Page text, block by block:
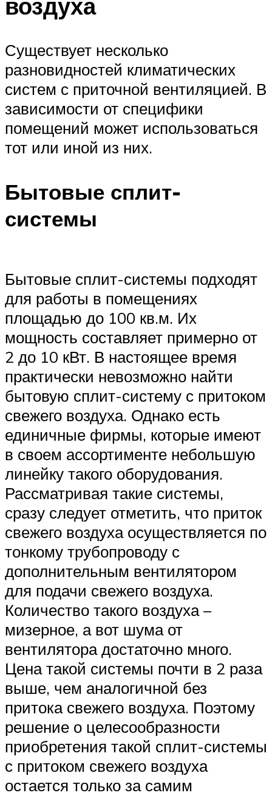
Существует несколько
разновидностей климатических
систем с приточной вентиляцией. В
зависимости от специфики
помещений может использоваться
тот или иной из них.
Бытовые сплит-
системы
Бытовые сплит-системы подходят
для работы в помещениях
площадью до 100 кв.м. Их
мощность составляет примерно от
2 до 10 кВт. В настоящее время
практически невозможно найти
бытовую сплит-систему с притоком
свежего воздуха. Однако есть
единичные фирмы, которые имеют
в своем ассортименте небольшую
линейку такого оборудования.
Рассматривая такие системы,
сразу следует отметить, что приток
свежего воздуха осуществляется по
тонкому трубопроводу с
дополнительным вентилятором
для подачи свежего воздуха.
Количество такого воздуха –
мизерное, а вот шума от
вентилятора достаточно много.
Цена такой системы почти в 2 раза
выше, чем аналогичной без
притока свежего воздуха. Поэтому
решение о целесообразности
приобретения такой сплит-системы
с притоком свежего воздуха
остается только за самим